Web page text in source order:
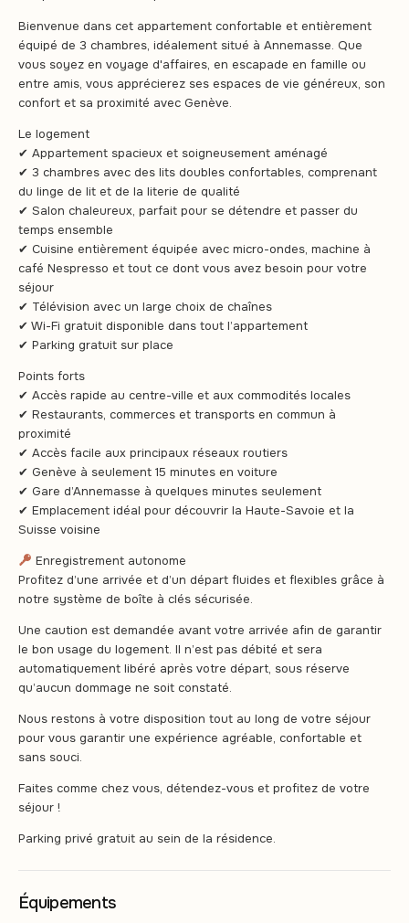
Bienvenue dans cet appartement confortable et entièrement
équipé de 3 chambres, idéalement situé à Annemasse. Que
vous soyez en voyage d'affaires, en escapade en famille ou
entre amis, vous apprécierez ses espaces de vie généreux, son
confort et sa proximité avec Genève.
Le logement
✔ Appartement spacieux et soigneusement aménagé
✔ 3 chambres avec des lits doubles confortables, comprenant
du linge de lit et de la literie de qualité
✔ Salon chaleureux, parfait pour se détendre et passer du
temps ensemble
✔ Cuisine entièrement équipée avec micro-ondes, machine à
café Nespresso et tout ce dont vous avez besoin pour votre
séjour
✔ Télévision avec un large choix de chaînes
✔ Wi-Fi gratuit disponible dans tout l’appartement
✔ Parking gratuit sur place
Points forts
✔ Accès rapide au centre-ville et aux commodités locales
✔ Restaurants, commerces et transports en commun à
proximité
✔ Accès facile aux principaux réseaux routiers
✔ Genève à seulement 15 minutes en voiture
✔ Gare d’Annemasse à quelques minutes seulement
✔ Emplacement idéal pour découvrir la Haute-Savoie et la
Suisse voisine
Enregistrement autonome
Profitez d’une arrivée et d’un départ fluides et flexibles grâce à
notre système de boîte à clés sécurisée.
Une caution est demandée avant votre arrivée afin de garantir
le bon usage du logement. Il n’est pas débité et sera
automatiquement libéré après votre départ, sous réserve
qu’aucun dommage ne soit constaté.
Nous restons à votre disposition tout au long de votre séjour
pour vous garantir une expérience agréable, confortable et
sans souci.
Faites comme chez vous, détendez-vous et profitez de votre
séjour !
Parking privé gratuit au sein de la résidence.
Équipements